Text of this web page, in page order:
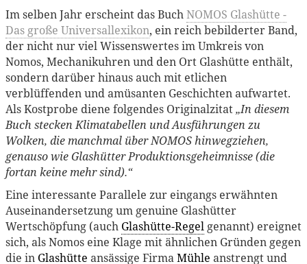
Im selben Jahr erscheint das BuchNOMOS Glashütte -
Das große Universallexikon, ein reich bebilderter Band,
der nicht nur viel Wissenswertes im Umkreis von
Nomos, Mechanikuhren und den Ort Glashütte enthält,
sondern darüber hinaus auch mit etlichen
verblüffenden und amüsanten Geschichten aufwartet.
Als Kostprobe diene folgendes Originalzitat„In diesem
Buch stecken Klimatabellen und Ausführungen zu
Wolken, die manchmal über NOMOS hinwegziehen,
genauso wie Glashütter Produktionsgeheimnisse (die
fortan keine mehr sind).“
Eine interessante Parallele zur eingangs erwähnten
Auseinandersetzung um genuine Glashütter
Wertschöpfung (auch Glashütte-Regel genannt) ereignet
sich, als Nomos eine Klage mit ähnlichen Gründen gegen
die in Glashütte ansässige FirmaMühle anstrengt und